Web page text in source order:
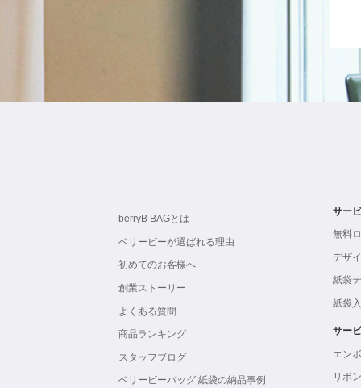
berryB BAGとは
ベリービーが選ばれる理由
初めてのお客様へ
創業ストーリー
よくある質問
商品ランキング
スタッフブログ
ベリービーバッグ 紙袋の納品事例
サー
無料
デザ
紙袋
紙袋
サー
エン
リボ